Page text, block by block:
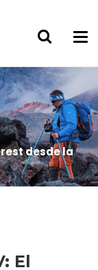
desde la
El